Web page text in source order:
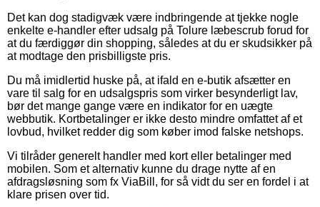
Det kan dog stadigvæk være indbringende at tjekke nogle
enkelte e-handler efter udsalg på Tolure læbescrub forud for
at du færdiggør din shopping, således at du er skudsikker på
at modtage den prisbilligste pris.
Du må imidlertid huske på, at ifald en e-butik afsætter en
vare til salg for en udsalgspris som virker besynderligt lav,
bør det mange gange være en indikator for en uægte
webbutik. Kortbetalinger er ikke desto mindre omfattet af et
lovbud, hvilket redder dig som køber imod falske netshops.
Vi tilråder generelt handler med kort eller betalinger med
mobilen. Som et alternativ kunne du drage nytte af en
afdragsløsning som fx ViaBill, for så vidt du ser en fordel i at
klare prisen over tid.